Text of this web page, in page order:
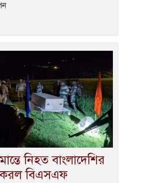
নিহত বাংলাদেশির
করল বিএসএফ